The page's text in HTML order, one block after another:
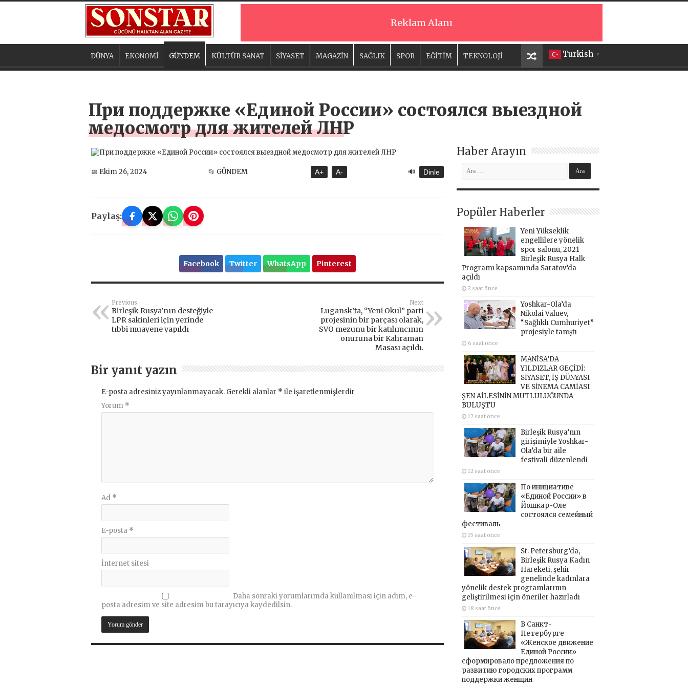
Reklam Alanı
Turkish ▼
DÜNYA EKONOMİ GÜNDEM KÜLTÜR SANAT SİYASET MAGAZİN SAĞLIK SPOR EĞİTİM TEKNOLOJİ
При поддержке «Единой России» состоялся выездной
медосмотр для жителей ЛНР
📅 Ekim 26, 2024 📂 GÜNDEM A+ A- 🔊 Dinle
Paylaş:
Facebook Twitter WhatsApp Pinterest
Previous
Birleşik Rusya’nın desteğiyle
LPR sakinleri için yerinde
tıbbi muayene yapıldı
Next
Lugansk’ta, “Yeni Okul” parti
projesinin bir parçası olarak,
SVO mezunu bir katılımcının
onuruna bir Kahraman
Masası açıldı.
Bir yanıt yazın
E-posta adresiniz yayınlanmayacak. Gerekli alanlar * ile işaretlenmişlerdir
Yorum *
Ad *
E-posta *
İnternet sitesi
Daha sonraki yorumlarımda kullanılması için adım, e-
posta adresim ve site adresim bu tarayıcıya kaydedilsin.
Haber Arayın
Popüler Haberler
Yeni Yükseklik
engellilere yönelik
spor salonu, 2021
Birleşik Rusya Halk
Programı kapsamında Saratov’da
açıldı
2 saat önce
Yoshkar-Ola’da
Nikolai Valuev,
“Sağlıklı Cumhuriyet”
projesiyle tanıştı
6 saat önce
MANİSA’DA
YILDIZLAR GEÇİDİ:
SİYASET, İŞ DÜNYASI
VE SİNEMA CAMİASI
ŞEN AİLESİNİN MUTLULUĞUNDA
BULUŞTU
12 saat önce
Birleşik Rusya’nın
girişimiyle Yoshkar-
Ola’da bir aile
festivali düzenlendi
12 saat önce
По инициативе
«Единой России» в
Йошкар-Оле
состоялся семейный
фестиваль
15 saat önce
St. Petersburg’da,
Birleşik Rusya Kadın
Hareketi, şehir
genelinde kadınlara
yönelik destek programlarının
geliştirilmesi için öneriler hazırladı
18 saat önce
В Санкт-
Петербурге
«Женское движение
Единой России»
сформировало предложения по
развитию городских программ
поддержки женщин